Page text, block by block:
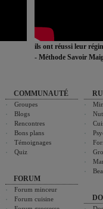
ils ont réussi leur
- Méthode Savoir
COMMUNAUTÉ
Groupes
Blogs
Rencontres
Bons plans
Témoignages
Quiz
FORUM
Forum minceur
Forum cuisine